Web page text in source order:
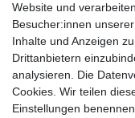
Website und
Besucher:innen
Inhalte und Anzeigen
Drittanbietern
analysieren. Die
Cookies. Wir teilen
Einstellungen benennen.